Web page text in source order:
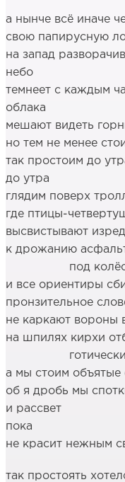
а нынче всё иначе
свою папирусную
на запад
небо
темнеет с каждым
облака
мешают видеть
но тем не менее
так простоим до
до утра
глядим поверх
где птицы-
высвистывают
к дрожанию
под колёсами
и все ориентиры
пронзительное
не каркают вороны
на шпилях кирхи
готически
а мы стоим объятые
об я дробь мы
и рассвет
пока
не красит нежным
так простоять